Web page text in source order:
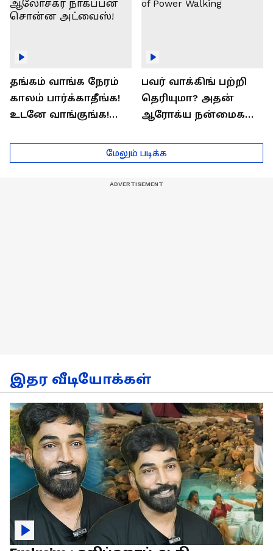
தங்கம் வாங்க நேரம்
காலம் பார்க்காதீங்க!
உடனே வாங்குங்க!
ஆலோசகர் நாகப்பன்
சொன்ன அட்வைஸ்!
பவர் வாக்கிங் பற்றி
தெரியுமா? அதன்
ஆரோக்ய நன்மைகள்
of Power Walking
மேலும் படிக்க
இதர வீடியோக்கள்